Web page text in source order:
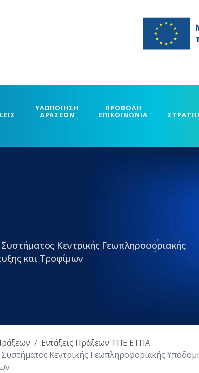
ΥΛΟΠΟΙΗΣΗ
ΔΡΑΣΕΩΝ
ΠΡΟΒΟΛΗ
ΕΠΙΚΟΙΝΩΝΙΑ
Κεντρικής Γεωπληροφοριακής
και Τροφίμων
Εντάξεις Πράξεων ΤΠΕ ΕΤΠΑ
Κεντρικής Γεωπληροφοριακής